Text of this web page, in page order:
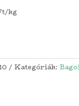
kg
Kategóriák: